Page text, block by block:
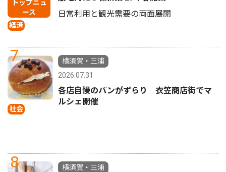
トップニュ
ース
経済
日常利用と観光需要の両面展開
7
社会
横須賀・三浦
2026.07.31
各店自慢のパンがずらり 衣笠商店街でマ
ルシェ開催
8
横須賀・三浦